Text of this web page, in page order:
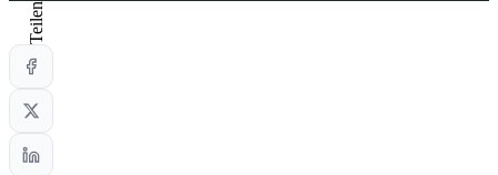
Teilen